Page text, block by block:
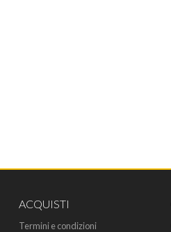
ACQUISTI
Termini e condizioni